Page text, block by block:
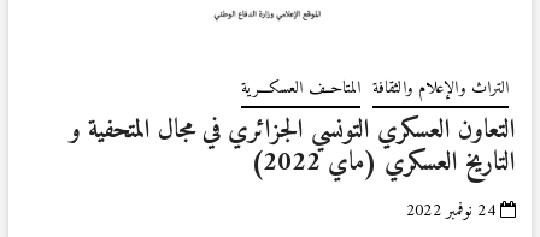
التراث والإعلام والثقافة المتاحــف العسكـــرية
التعاون العسكري التونسي الجزائري في مجال المتحفية و
التاريخ العسكري (ماي 2022)
24 نوفمبر 2022